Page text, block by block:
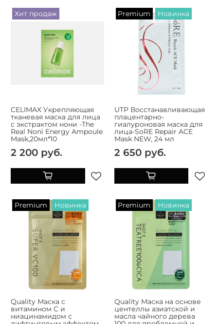
Хит продаж
CELIMAX Укрепляющая
тканевая маска для лица
с экстрактом нони -The
Real Noni Energy Ampoule
Mask,20мл*10
2 200 руб.
Premium Новинка
UTP Восстанавливающая
плацентарно-
гиалуроновая маска для
лица-SoRE Repair ACE
Mask NEW, 24 мл
2 650 руб.
Premium Новинка
Quality Маска с
витамином С и
ниацинамидом с
Premium Новинка
Quality Маска на основе
центеллы азиатской и
масла чайного дерева